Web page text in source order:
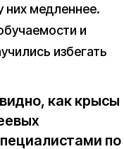
них медленнее.
и
избегать
как крысы
по